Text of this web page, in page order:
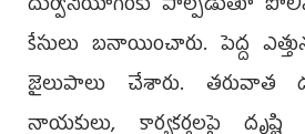
కేసులు బనాయించారు. పెద్ద
జైలుపాలు చేశారు. తరువాత